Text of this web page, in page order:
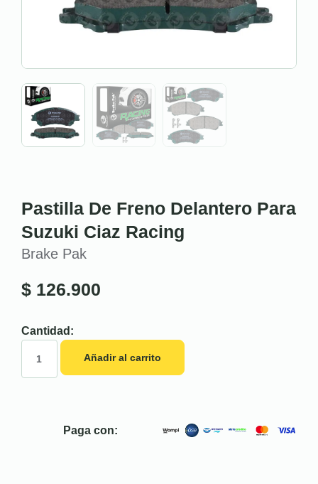
Pastilla De Freno Delantero Para
Suzuki Ciaz Racing
Brake Pak
$ 126.900
Cantidad:
Añadir al carrito
Paga con: